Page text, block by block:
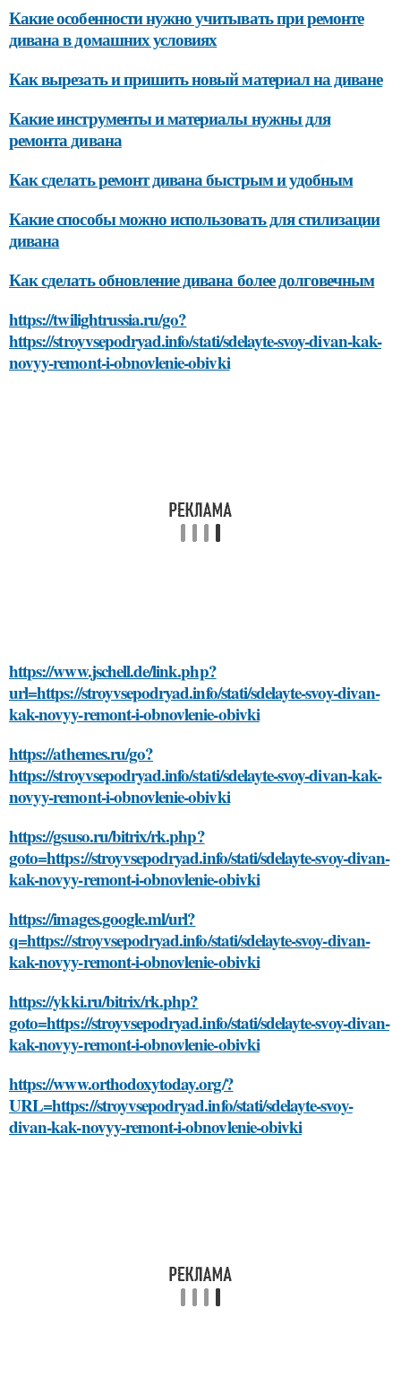
Какие особенности нужно учитывать при ремонте
дивана в домашних условиях
Как вырезать и пришить новый материал на диване
Какие инструменты и материалы нужны для
ремонта дивана
Как сделать ремонт дивана быстрым и удобным
Какие способы можно использовать для стилизации
дивана
Как сделать обновление дивана более долговечным
https://twilightrussia.ru/go?
https://stroyvsepodryad.info/stati/sdelayte-svoy-divan-kak-
novyy-remont-i-obnovlenie-obivki
https://www.jschell.de/link.php?
url=https://stroyvsepodryad.info/stati/sdelayte-svoy-divan-
kak-novyy-remont-i-obnovlenie-obivki
https://athemes.ru/go?
https://stroyvsepodryad.info/stati/sdelayte-svoy-divan-kak-
novyy-remont-i-obnovlenie-obivki
https://gsuso.ru/bitrix/rk.php?
goto=https://stroyvsepodryad.info/stati/sdelayte-svoy-divan-
kak-novyy-remont-i-obnovlenie-obivki
https://images.google.ml/url?
q=https://stroyvsepodryad.info/stati/sdelayte-svoy-divan-
kak-novyy-remont-i-obnovlenie-obivki
https://ykki.ru/bitrix/rk.php?
goto=https://stroyvsepodryad.info/stati/sdelayte-svoy-divan-
kak-novyy-remont-i-obnovlenie-obivki
https://www.orthodoxytoday.org/?
URL=https://stroyvsepodryad.info/stati/sdelayte-svoy-
divan-kak-novyy-remont-i-obnovlenie-obivki